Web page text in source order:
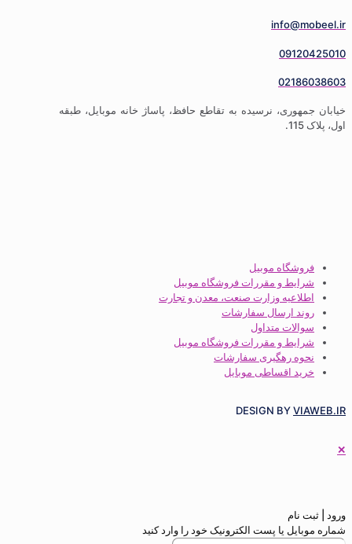
نرسیده به تقاطع حافظ، پاساژ خانه موبایل، طبقه
موبیل
و مقررات فروشگاه موبیل
وزارت صنعت، معدن و تجارت
ارسال سفارشات
متداول
و مقررات فروشگاه موبیل
رهگیری سفارشات
اقساطی موبایل
DESIGN BY
یا پست الکترونیک خود را وارد کنید